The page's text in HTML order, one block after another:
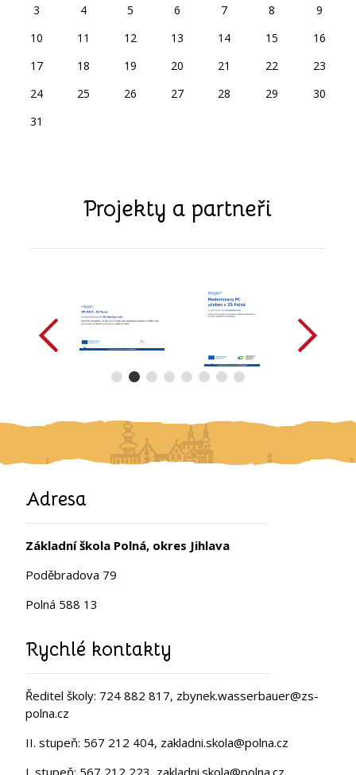
3
4 5 6 7 8
9
10
11 12 13 14 15
16
17
18 19 20 21 22
23
24
25 26 27 28 29
30
31
Projekty a partneři
Adresa
Základní škola Polná, okres Jihlava
Poděbradova 79
Polná 588 13
Rychlé kontakty
Ředitel školy: 724 882 817, zbynek.wasserbauer@zs-
polna.cz
II. stupeň: 567 212 404, zakladni.skola@polna.cz